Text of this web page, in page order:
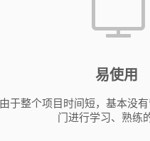
易使用
由于整个项目时间短，基本没
门进行学习、熟练